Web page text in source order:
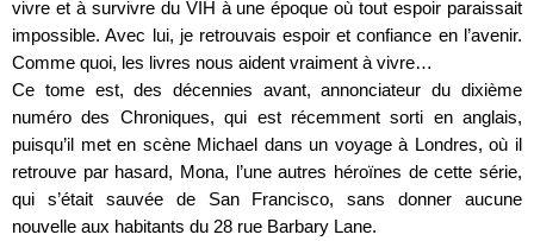
vivre et à survivre du VIH à une époque où tout espoir paraissait
impossible. Avec lui, je retrouvais espoir et confiance en l’avenir.
Comme quoi, les livres nous aident vraiment à vivre…
Ce tome est, des décennies avant, annonciateur du dixième
numéro des Chroniques, qui est récemment sorti en anglais,
puisqu’il met en scène Michael dans un voyage à Londres, où il
retrouve par hasard, Mona, l’une autres héroïnes de cette série,
qui s’était sauvée de San Francisco, sans donner aucune
nouvelle aux habitants du 28 rue Barbary Lane.